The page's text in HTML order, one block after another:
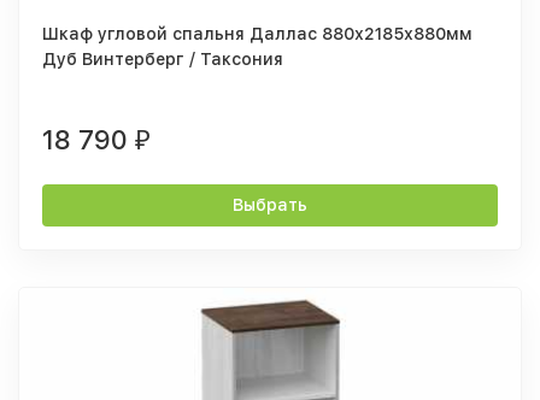
Шкаф угловой спальня Даллас 880х2185х880мм
Дуб Винтерберг / Таксония
18 790 ₽
Выбрать